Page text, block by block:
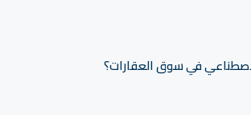
في سوق العقارات؟